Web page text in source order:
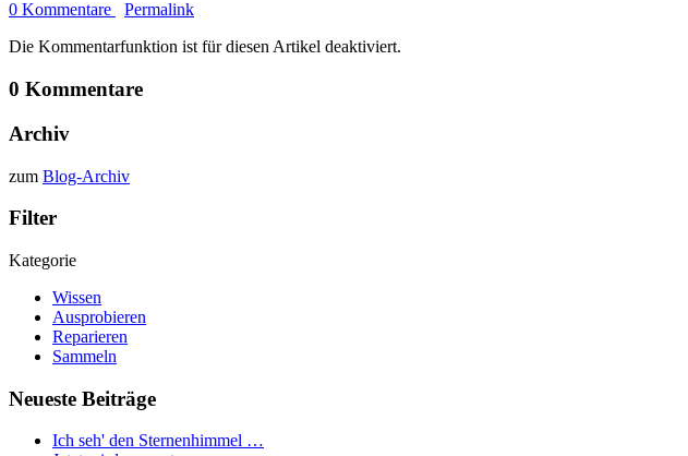
0 Kommentare
Permalink
Die Kommentarfunktion ist für diesen Artikel deaktiviert.
0 Kommentare
Archiv
zum Blog-Archiv
Filter
Kategorie
Wissen
Ausprobieren
Reparieren
Sammeln
Neueste Beiträge
Ich seh' den Sternenhimmel …